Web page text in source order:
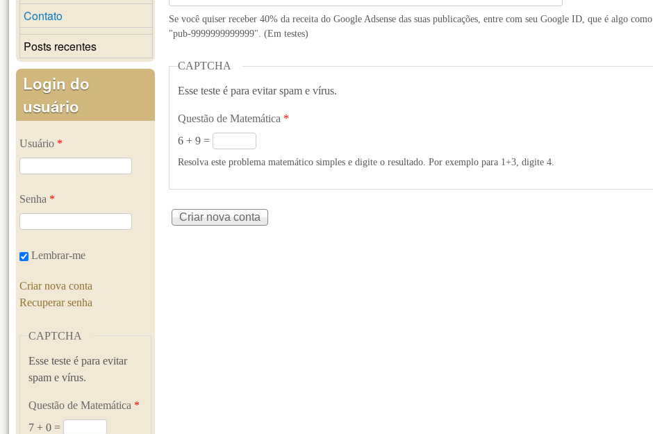
Se você quiser receber 40% da receita do Google Adsense das suas publicações, entre com seu Google ID, que é algo como
"pub-9999999999999". (Em testes)
CAPTCHA
Esse teste é para evitar spam e vírus.
Questão de Matemática *
6 + 9 =
Resolva este problema matemático simples e digite o resultado. Por exemplo para 1+3, digite 4.
Contato
Posts recentes
Login do
usuário
Usuário *
Senha *
Lembrar-me
Criar nova conta
Recuperar senha
CAPTCHA
Esse teste é para evitar
spam e vírus.
Questão de Matemática *
7 + 0 =